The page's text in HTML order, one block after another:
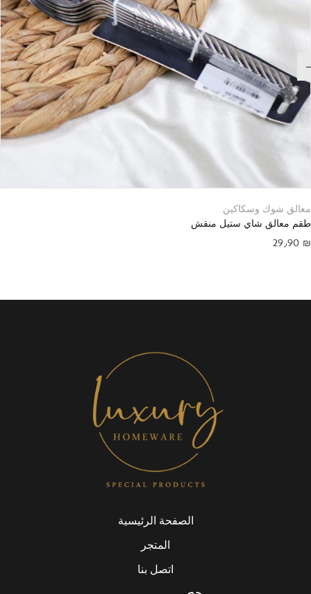
معالق شوك وسكاكين
طقم معالق شاي ستيل منقش
29٫90 ₪
الصفحة الرئيسية
المتجر
اتصل بنا